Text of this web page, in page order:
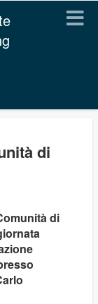
di
di